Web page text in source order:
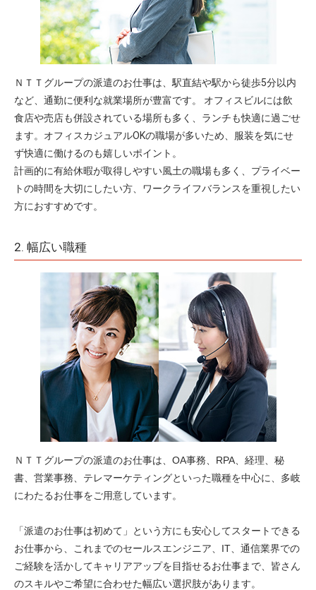
ＮＴＴグループの派遣のお仕事は、駅直結や駅から徒歩5分以内
など、通勤に便利な就業場所が豊富です。 オフィスビルには飲
食店や売店も併設されている場所も多く、ランチも快適に過ごせ
ます。オフィスカジュアルOKの職場が多いため、服装を気にせ
ず快適に働けるのも嬉しいポイント。
計画的に有給休暇が取得しやすい風土の職場も多く、プライベー
トの時間を大切にしたい方、ワークライフバランスを重視したい
方におすすめです。
2. 幅広い職種
ＮＴＴグループの派遣のお仕事は、OA事務、RPA、経理、秘
書、営業事務、テレマーケティングといった職種を中心に、多岐
にわたるお仕事をご用意しています。
「派遣のお仕事は初めて」という方にも安心してスタートできる
お仕事から、これまでのセールスエンジニア、IT、通信業界での
ご経験を活かしてキャリアアップを目指せるお仕事まで、皆さん
のスキルやご希望に合わせた幅広い選択肢があります。